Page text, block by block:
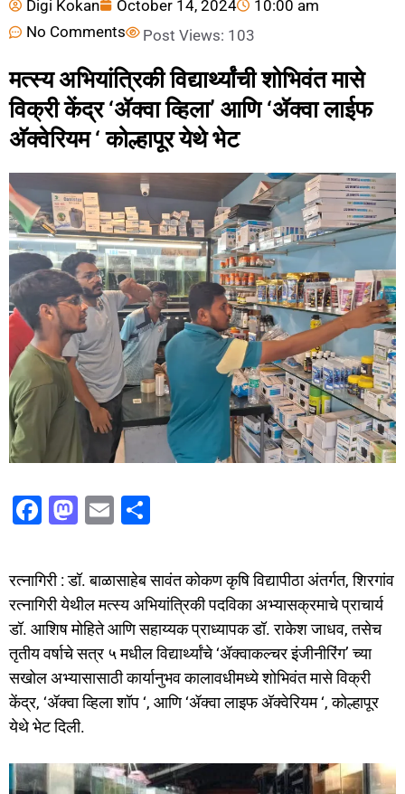
Digi Kokan October 14, 2024
10:00 am
No Comments
Post Views: 103
मत्स्य अभियांत्रिकी विद्यार्थ्यांची शोभिवंत मासे
विक्री केंद्र ‘ॲक्वा व्हिला’ आणि ‘ॲक्वा लाईफ
अ‍ॅक्वेरियम ‘ कोल्हापूर येथे भेट
F
c
e
b
o
o
k
M
st
o
d
o
n
E
ai
l
ar
e
रत्नागिरी : डॉ. बाळासाहेब सावंत कोकण कृषि विद्यापीठा अंतर्गत, शिरगांव
रत्नागिरी येथील मत्स्य अभियांत्रिकी पदविका अभ्यासक्रमाचे प्राचार्य
डॉ. आशिष मोहिते आणि सहाय्यक प्राध्यापक डॉ. राकेश जाधव, तसेच
तृतीय वर्षाचे सत्र ५ मधील विद्यार्थ्यांचे ‘ॲक्वाकल्चर इंजीनीरिंग’ च्या
सखोल अभ्यासासाठी कार्यानुभव कालावधीमध्ये शोभिवंत मासे विक्री
केंद्र, ‘ॲक्वा व्हिला शॉप ‘, आणि ‘ॲक्वा लाइफ अ‍ॅक्वेरियम ‘, कोल्हापूर
येथे भेट दिली.